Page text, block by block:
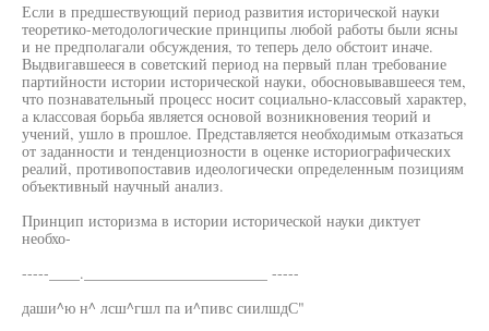
Если в предшествующий период развития исторической науки
теоретико-методологические принципы любой работы были ясны
и не предполагали обсуждения, то теперь дело обстоит иначе.
Выдвигавшееся в советский период на первый план требование
партийности истории исторической науки, обосновывавшееся тем,
что познавательный процесс носит социально-классовый характер,
а классовая борьба является основой возникновения теорий и
учений, ушло в прошлое. Представляется необходимым отказаться
от заданности и тенденциозности в оценке историографических
реалий, противопоставив идеологически определенным позициям
объективный научный анализ.
Принцип историзма в истории исторической науки диктует
необхо-
-----____.________________________ -----
даши^ю н^ лсш^гшл па и^пивс сиилшдС"